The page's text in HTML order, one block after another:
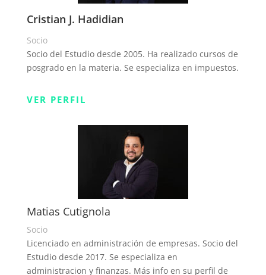
Cristian J. Hadidian
Socio
Socio del Estudio desde 2005. Ha realizado cursos de
posgrado en la materia. Se especializa en impuestos.
VER PERFIL
Matias Cutignola
Socio
Licenciado en administración de empresas. Socio del
Estudio desde 2017. Se especializa en
administracion y finanzas. Más info en su perfil de